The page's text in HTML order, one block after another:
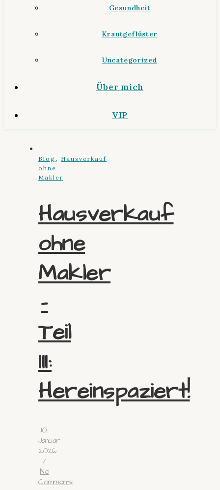
Gesundheit
Krautgeflüster
Uncategorized
Über mich
VIP
Blog , Hausverkauf
ohne
Makler
Hausverkauf
ohne
Makler
–
Teil
III:
Hereinspaziert!
10.
Januar
2026
/
No
Comments